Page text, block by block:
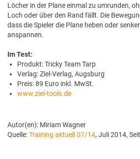
Löcher in der Plane einmal zu umrunden,
Loch oder über den Rand fällt. Die
dass die Spieler die Plane heben oder
anspannen.
Im Test:
Produkt: Tricky Team Tarp
Verlag: Ziel-Verlag, Augsburg
Preis: 89 Euro inkl. MwSt.
www.ziel-tools.de
Autor(en): Miriam Wagner
Quelle:Training aktuell 07/14, Juli 2014,